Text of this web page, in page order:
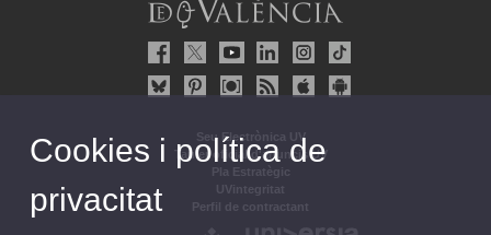
Seu Electrònica UV
Tauler oficial d'anuncis UV
Pla Estratègic
UVintegritat
Perfil de contractant
Cookies i política de
privacitat